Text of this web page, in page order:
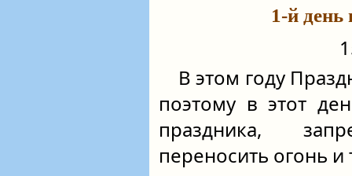
1-й день
В этом году
поэтому в этот
праздника,
переносить огонь и